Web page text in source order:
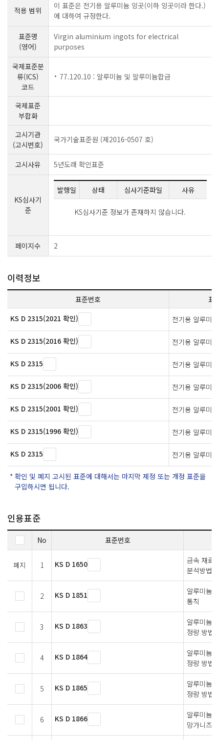
적용 범위
이 표준은 전기용 알루미늄 잉곳(이하 잉곳이라 한다.)
에 대하여 규정한다.
표준명
(영어)
Virgin aluminium ingots for electrical
purposes
국제표준분
류(ICS)
코드
77.120.10 : 알루미늄 및 알루미늄합금
국제표준
부합화
고시기관
(고시번호)
국가기술표준원 (제2016-0507 호)
고시사유 5년도래 확인표준
KS심사기
준
발행일 상태 심사기준파일 사유
KS심사기준 정보가 존재하지 않습니다.
페이지수 2
이력정보
표준번호
표
KS D 2315(2021 확인)
전기용 알루미
KS D 2315(2016 확인) 전기용 알루미
KS D 2315 전기용 알루미
KS D 2315(2006 확인) 전기용 알루미
KS D 2315(2001 확인) 전기용 알루미
KS D 2315(1996 확인) 전기용 알루미
KS D 2315 전기용 알루미
확인 및 폐지 고시된 표준에 대해서는 마지막 제정 또는 개정 표준을
구입하시면 됩니다.
인용표준
No 표준번호
폐지 1 KS D 1650
금속 재료
분석방법
2 KS D 1851
알루미늄
통칙
3 KS D 1863
알루미늄
정량 방법
4 KS D 1864
알루미늄
정량 방법
5 KS D 1865
알루미늄
정량 방법
6 KS D 1866
알루미늄
망가니즈